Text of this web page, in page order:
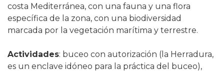
costa Mediterránea, con una fauna y una flora
específica de la zona, con una biodiversidad
marcada por la vegetación marítima y terrestre.
Actividades: buceo con autorización (la Herradura,
es un enclave idóneo para la práctica del buceo),